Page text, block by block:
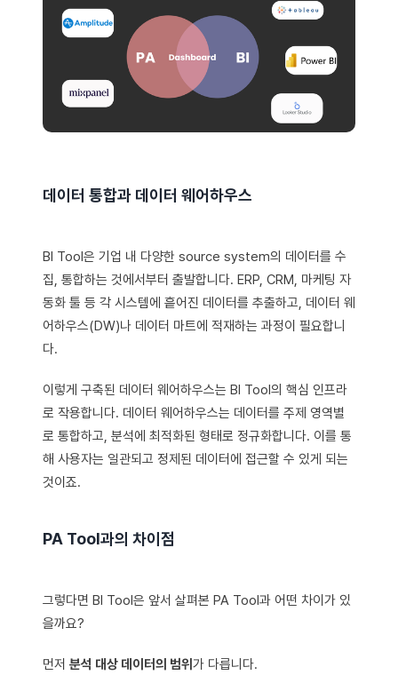
데이터 통합과 데이터 웨어하우스
BI Tool은 기업 내 다양한 source system의 데이터를 수
집, 통합하는 것에서부터 출발합니다. ERP, CRM, 마케팅 자
동화 툴 등 각 시스템에 흩어진 데이터를 추출하고, 데이터 웨
어하우스(DW)나 데이터 마트에 적재하는 과정이 필요합니
다.
이렇게 구축된 데이터 웨어하우스는 BI Tool의 핵심 인프라
로 작용합니다. 데이터 웨어하우스는 데이터를 주제 영역별
로 통합하고, 분석에 최적화된 형태로 정규화합니다. 이를 통
해 사용자는 일관되고 정제된 데이터에 접근할 수 있게 되는
것이죠.
PA Tool과의 차이점
그렇다면 BI Tool은 앞서 살펴본 PA Tool과 어떤 차이가 있
을까요?
먼저 분석 대상 데이터의 범위 가 다릅니다.